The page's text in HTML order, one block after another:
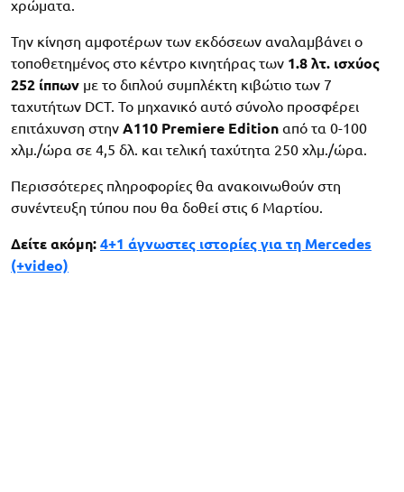
χρώματα.
Την κίνηση αμφοτέρων των εκδόσεων αναλαμβάνει ο
τοποθετημένος στο κέντρο κινητήρας των 1.8 λτ. ισχύος
252 ίππων με το διπλού συμπλέκτη κιβώτιο των 7
ταχυτήτων DCT. Το μηχανικό αυτό σύνολο προσφέρει
επιτάχυνση στην A110 Premiere Edition από τα 0-100
χλμ./ώρα σε 4,5 δλ. και τελική ταχύτητα 250 χλμ./ώρα.
Περισσότερες πληροφορίες θα ανακοινωθούν στη
συνέντευξη τύπου που θα δοθεί στις 6 Μαρτίου.
Δείτε ακόμη: 4+1 άγνωστες ιστορίες για τη Mercedes
(+video)